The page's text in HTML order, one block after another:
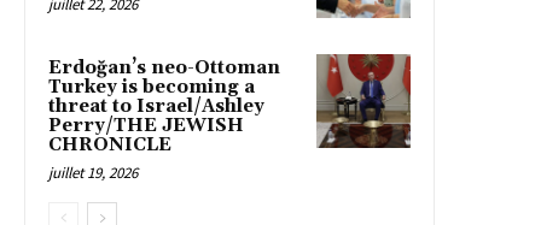
juillet 22, 2026
Erdoğan’s neo-Ottoman
Turkey is becoming a
threat to Israel/Ashley
Perry/THE JEWISH
CHRONICLE
juillet 19, 2026